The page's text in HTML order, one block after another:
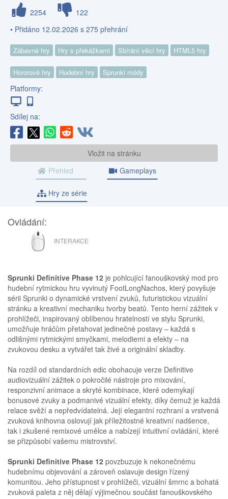
2254
122
• Přidáno 12.02.2026 s 275 přehrání
Zábavné hry Hry s překážkami Sbírání věcí hry HTML5 hry
Hororové hry Hudební hry Sprunki módy
Platformy:
Sdílej na:
Vložit na stránku
Přehled
Gameplays
Hry ze série
Ovládání:
MYŠ
INTERAKCE
Sprunki Definitive Phase 12 je pohlcující fanouškovský mod pro
hudební rytmickou hru vyvinutý FootLongNachos, který povyšuje
sérii Sprunki o dynamické vrstvení zvuků, futuristickou vizuální
stránku a kreativní mechaniku tvorby beatů. Tento herní zážitek v
prohlížeči, inspirovaný oblíbenou hratelností ve stylu Sprunki,
umožňuje hráčům přetahovat jedinečné postavy – každá s
odlišnými rytmickými smyčkami, melodiemi a efekty – na
zvukovou desku a vytvářet tak živé a originální skladby.
Na rozdíl od standardních edic obohacuje verze Definitive
audiovizuální zážitek o pokročilé nástroje pro mixování,
responzivní animace a skryté kombinace, které odemykají
bonusové zvuky a podmanivé vizuální efekty, díky čemuž je každá
relace svěží a nepředvídatelná. Její elegantní rozhraní a vrstvená
zvuková knihovna oslovují jak příležitostné kreativní nadšence,
tak i zkušené remixové umělce a nabízejí intuitivní ovládání, které
se přizpůsobí vašemu mistrovství.
Sprunki Definitive Phase 12 povzbuzuje k nekonečnému
hudebnímu objevování a zároveň oslavuje design řízený
komunitou. Jeho přístupnost v prohlížeči, vizuální šmrnc a bohatá
zvuková paleta z něj dělají výjimečnou součást fanouškovského